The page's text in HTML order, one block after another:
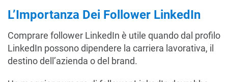
L’Importanza Dei Follower LinkedIn
Comprare follower LinkedIn è utile quando dal profilo
LinkedIn possono dipendere la carriera lavorativa, il
destino dell’azienda o del brand.